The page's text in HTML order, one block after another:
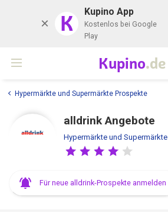
K Kupino App
Kostenlos bei Google
Play
Kupino.de
Hypermärkte und Supermärkte Prospekte
alldrink Angebote
Hypermärkte und Supermärkte
Für neue alldrink-Prospekte anmelden